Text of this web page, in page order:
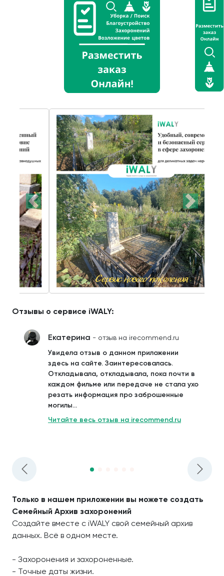
Отзывы о сервисе iWALY:
Екатерина - отзыв на irecommend.ru
Увидела отзыв о данном приложении
здесь на сайте. Заинтересовалась.
Откладывала, откладывала, пока почти в
каждом фильме или передаче не стала ухо
резать информация про заброшенные
могилы...
Читайте весь отзыв на irecommend.ru
Только в нашем приложении вы можете создать
Семейный Архив захоронений
Создайте вместе с iWALY свой семейный архив
данных. Всё в одном месте.
- Захоронения и захороненные.
- Точные даты жизни.